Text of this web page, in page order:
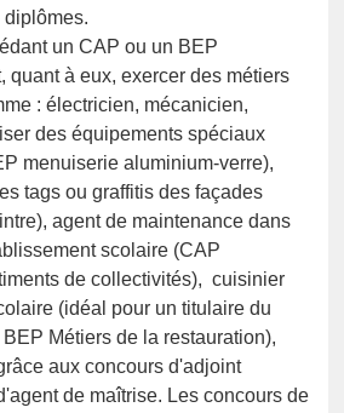
un CAP ou un BEP
quant à eux, exercer des métiers
: électricien, mécanicien,
des équipements spéciaux
menuiserie aluminium-verre),
tags ou graffitis des façades
agent de maintenance dans
scolaire (CAP
de collectivités), cuisinier
(idéal pour un titulaire du
Métiers de la restauration),
aux concours d'adjoint
de maîtrise. Les concours de